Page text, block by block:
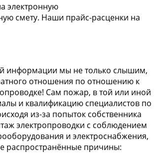
электронную
смету. Наши прайс-расценки на
информации мы не только слышим,
отношения по отношению к
Сам пожар, в той или иной
и квалификацию специалистов по
из-за попыток собственника
электропроводки с соблюдением
и электроснабжения,
распространённые причины: